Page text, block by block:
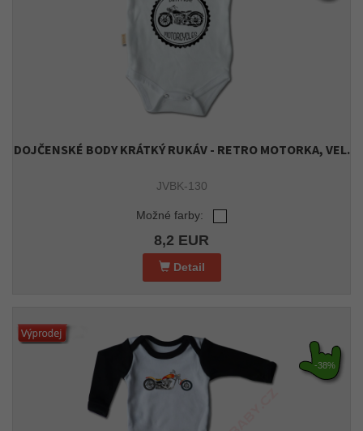
DOJČENSKÉ BODY KRÁTKÝ RUKÁV - RETRO MOTORKA, VEL.
JVBK-130
Možné farby:
8,2 EUR
Detail
-38%